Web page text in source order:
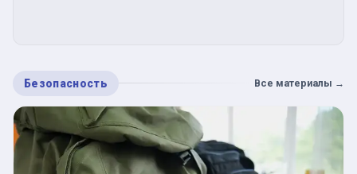
Безопасность Все материалы →